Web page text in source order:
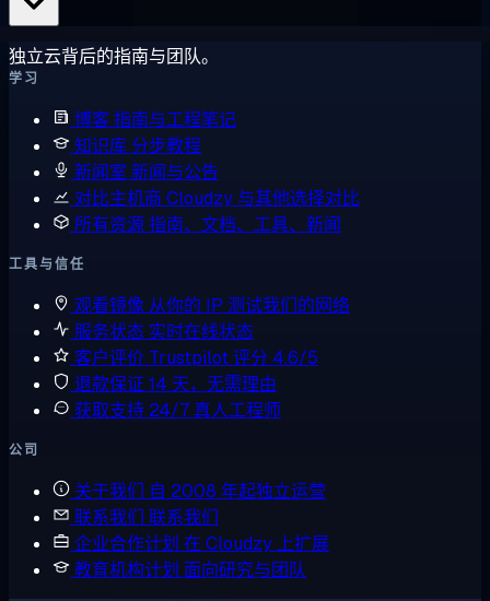
独立云背后的指南与团队。
学习
博客指南与工程笔记
知识库 分步教程
新闻室 新闻与公告
对比主机商 Cloudzy 与其他选择对比
所有资源指南、文档、工具、新闻
工具与信任
观看镜像 从你的 IP 测试我们的网络
服务状态 实时在线状态
客户评价 Trustpilot 评分 4.6/5
退款保证 14 天，无需理由
获取支持 24/7 真人工程师
公司
关于我们 自 2008 年起独立运营
联系我们 联系我们
企业合作计划 在 Cloudzy 上扩展
教育机构计划 面向研究与团队